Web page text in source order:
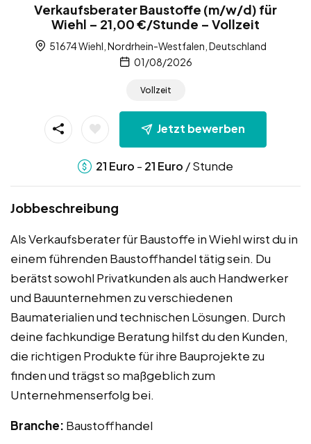
Verkaufsberater Baustoffe (m/w/d) für
Wiehl – 21,00 €/Stunde – Vollzeit
51674 Wiehl, Nordrhein-Westfalen, Deutschland
01/08/2026
Vollzeit
Jetzt bewerben
21 Euro - 21 Euro / Stunde
Jobbeschreibung
Als Verkaufsberater für Baustoffe in Wiehl wirst du in
einem führenden Baustoffhandel tätig sein. Du
berätst sowohl Privatkunden als auch Handwerker
und Bauunternehmen zu verschiedenen
Baumaterialien und technischen Lösungen. Durch
deine fachkundige Beratung hilfst du den Kunden,
die richtigen Produkte für ihre Bauprojekte zu
finden und trägst so maßgeblich zum
Unternehmenserfolg bei.
Branche: Baustoffhandel